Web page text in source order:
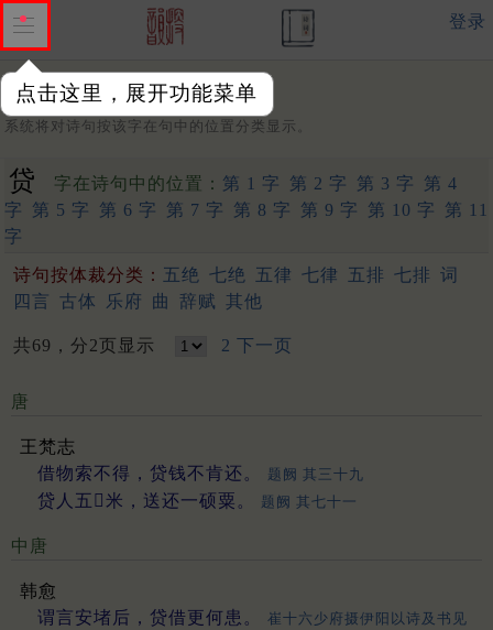
点击这里，展开功能菜单
登录
字：
系统将对诗句按该字在句中的位置分类显示。
贷 字在诗句中的位置： 第 1 字 第 2 字 第 3 字
第 4
字
第 5 字 第 6 字 第 7 字 第 8 字 第 9 字 第 10 字
第 11
字
诗句按体裁分类： 五绝 七绝 五律 七律 五排 七排 词
四言 古体 乐府 曲 辞赋 其他
共69，分2页显示 2 下一页
唐
王梵志
借物索不得，贷钱不肯还。
题阙 其三十九
贷人五𥐿米，送还一硕粟。 题阙 其七十一
中唐
韩愈
谓言安堵后，贷借更何患。
崔十六少府摄伊阳以诗及书见